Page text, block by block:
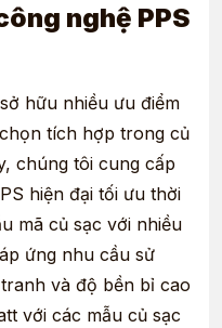
nghệ PPS
hữu nhiều ưu điểm
tích hợp trong củ
chúng tôi cung cấp
hiện đại tối ưu thời
mã củ sạc với nhiều
ứng nhu cầu sử
và độ bền bỉ cao
với các mẫu củ sạc